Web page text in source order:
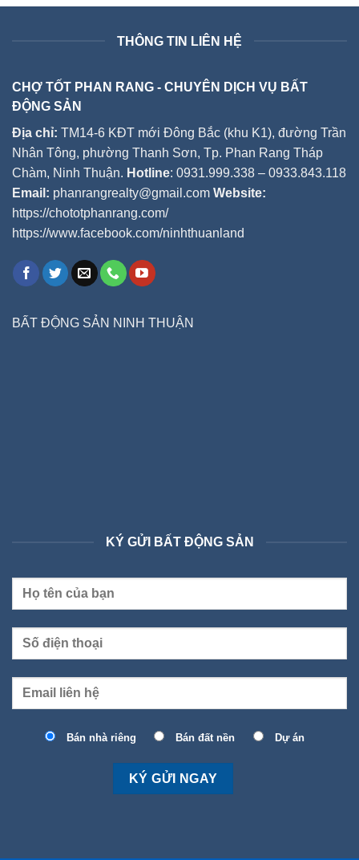
THÔNG TIN LIÊN HỆ
CHỢ TỐT PHAN RANG - CHUYÊN DỊCH VỤ BẤT
ĐỘNG SẢN
Địa chỉ: TM14-6 KĐT mới Đông Bắc (khu K1), đường Trần
Nhân Tông, phường Thanh Sơn, Tp. Phan Rang Tháp
Chàm, Ninh Thuận. Hotline: 0931.999.338 – 0933.843.118
Email: phanrangrealty@gmail.com Website:
https://chototphanrang.com/
https://www.facebook.com/ninhthuanland
BẤT ĐỘNG SẢN NINH THUẬN
KÝ GỬI BẤT ĐỘNG SẢN
Bán nhà riêng Bán đất nền Dự án